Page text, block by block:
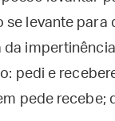
levante para
da
pedi e
pede recebe;